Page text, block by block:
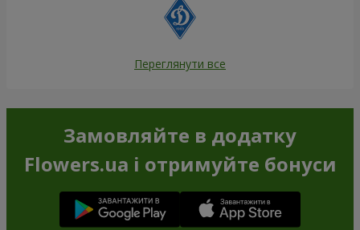
Переглянути все
Замовляйте в додатку
Flowers.ua і отримуйте бонуси